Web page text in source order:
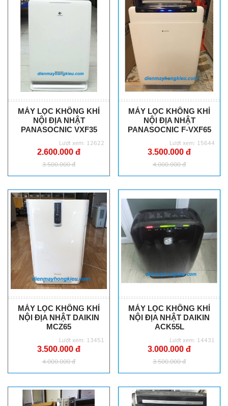
MÁY LỌC KHÔNG KHÍ
NỘI ĐỊA NHẬT
PANASOCNIC VXF35
Lượt xem: 12622
2.600.000 đ
3.500.000 đ
MÁY LỌC KHÔNG KHÍ
NỘI ĐỊA NHẬT
PANASOCNIC F-VXF65
Lượt xem: 15644
3.500.000 đ
4.000.000 đ
MÁY LỌC KHÔNG KHÍ
NỘI ĐỊA NHẬT DAIKIN
MCZ65
Lượt xem: 13451
3.500.000 đ
4.000.000 đ
MÁY LỌC KHÔNG KHÍ
NỘI ĐỊA NHẬT DAIKIN
ACK55L
Lượt xem: 14431
3.000.000 đ
3.500.000 đ